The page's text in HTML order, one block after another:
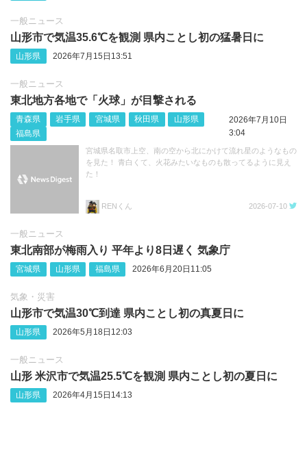
一般ニュース
山形市で気温35.6℃を観測 県内ことし初の猛暑日に
山形県 2026年7月15日13:51
一般ニュース
東北地方各地で「火球」が目撃される
青森県 岩手県 宮城県 秋田県
山形県
福島県
2026年7月10日
3:04
宮城県名取市上空、南の空から北にかけて流れ星のようなもの
を見た！ 青白くて、火花みたいなものも散ってるように見え
た！
RENくん 2026-07-10
一般ニュース
東北南部が梅雨入り 平年より8日遅く 気象庁
宮城県 山形県 福島県 2026年6月20日11:05
気象・災害
山形市で気温30℃到達 県内ことし初の真夏日に
山形県 2026年5月18日12:03
一般ニュース
山形 米沢市で気温25.5℃を観測 県内ことし初の夏日に
山形県 2026年4月15日14:13